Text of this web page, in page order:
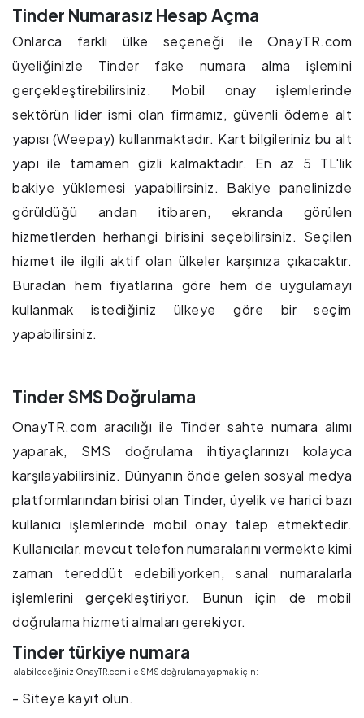
Tinder Numarasız Hesap Açma
Onlarca farklı ülke seçeneği ile OnayTR.com
üyeliğinizle Tinder fake numara alma işlemini
gerçekleştirebilirsiniz. Mobil onay işlemlerinde
sektörün lider ismi olan firmamız, güvenli ödeme alt
yapısı (Weepay) kullanmaktadır. Kart bilgileriniz bu alt
yapı ile tamamen gizli kalmaktadır. En az 5 TL'lik
bakiye yüklemesi yapabilirsiniz. Bakiye panelinizde
görüldüğü andan itibaren, ekranda görülen
hizmetlerden herhangi birisini seçebilirsiniz. Seçilen
hizmet ile ilgili aktif olan ülkeler karşınıza çıkacaktır.
Buradan hem fiyatlarına göre hem de uygulamayı
kullanmak istediğiniz ülkeye göre bir seçim
yapabilirsiniz.
Tinder SMS Doğrulama
OnayTR.com aracılığı ile Tinder sahte numara alımı
yaparak, SMS doğrulama ihtiyaçlarınızı kolayca
karşılayabilirsiniz. Dünyanın önde gelen sosyal medya
platformlarından birisi olan Tinder, üyelik ve harici bazı
kullanıcı işlemlerinde mobil onay talep etmektedir.
Kullanıcılar, mevcut telefon numaralarını vermekte kimi
zaman tereddüt edebiliyorken, sanal numaralarla
işlemlerini gerçekleştiriyor. Bunun için de mobil
doğrulama hizmeti almaları gerekiyor.
Tinder türkiye numara
alabileceğiniz OnayTR.com ile SMS doğrulama yapmak için:
- Siteye kayıt olun.